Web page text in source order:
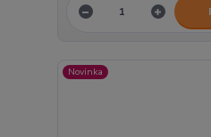
Novinka